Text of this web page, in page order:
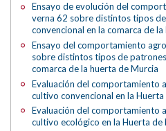
Ensayo de evolución del
verna 62 sobre distintos tipos
convencional en la comarca de
Ensayo del comportamiento
sobre distintos tipos de
comarca de la huerta de Murcia
Evaluación del comportamiento
cultivo convencional en la
Evaluación del comportamiento
cultivo ecológico en la Huerta de